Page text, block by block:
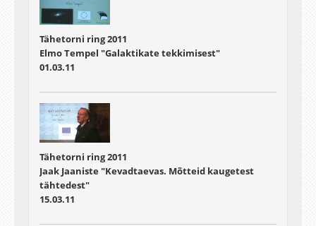
Tähetorni ring 2011
Elmo Tempel "Galaktikate tekkimisest"
01.03.11
Tähetorni ring 2011
Jaak Jaaniste "Kevadtaevas. Mõtteid kaugetest
tähtedest"
15.03.11